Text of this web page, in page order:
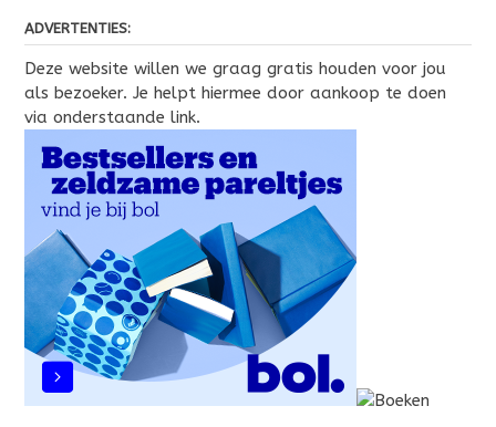
ADVERTENTIES:
Deze website willen we graag gratis houden voor jou
als bezoeker. Je helpt hiermee door aankoop te doen
via onderstaande link.